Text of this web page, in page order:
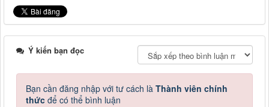
Ý kiến bạn đọc
Bạn cần đăng nhập với tư cách là Thành viên chính
thức để có thể bình luận